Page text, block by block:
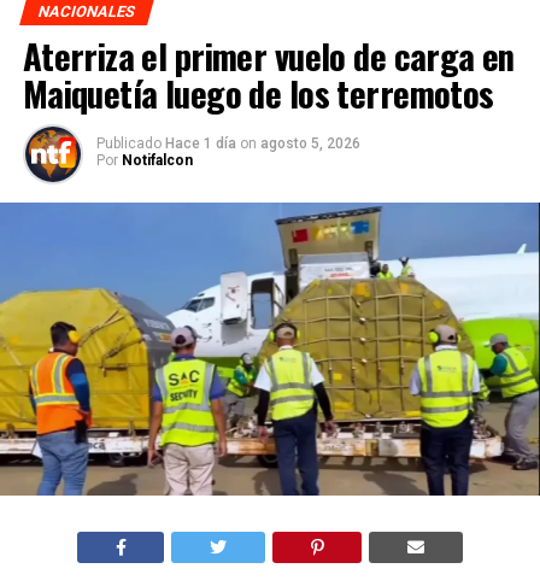
NACIONALES
Aterriza el primer vuelo de carga en
Maiquetía luego de los terremotos
Publicado Hace 1 día on agosto 5, 2026
Por Notifalcon